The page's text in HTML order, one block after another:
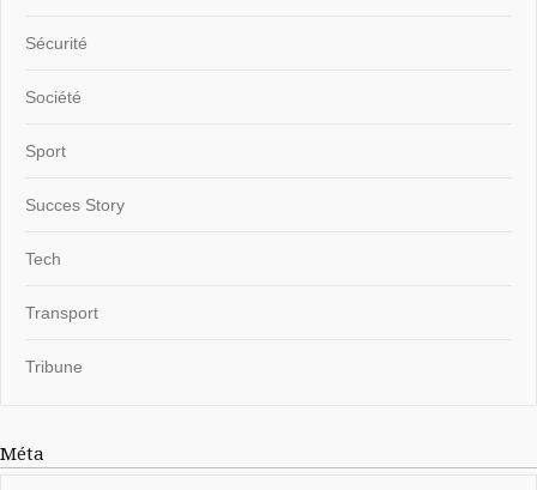
Sécurité
Société
Sport
Succes Story
Tech
Transport
Tribune
Méta